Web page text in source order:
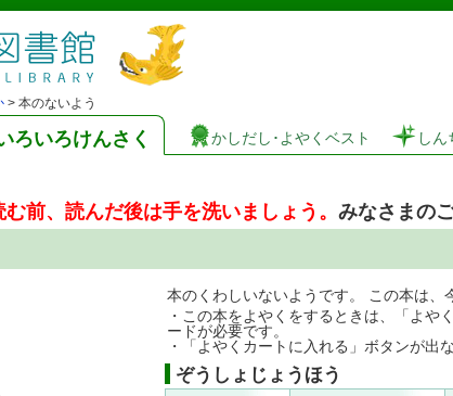
としょかんぞうしょけんさく・
> 本のないよう
ろいろけんさく かしだし･よやくベスト しん
む前、読んだ後は手を洗いましょう。 みなさまの
本のくわしいないようです。 この本は、
・この本をよやくをするときは、「よ
ードが必要です。
・「よやくカートに入れる」ボタンが出
ぞうしょじょうほう